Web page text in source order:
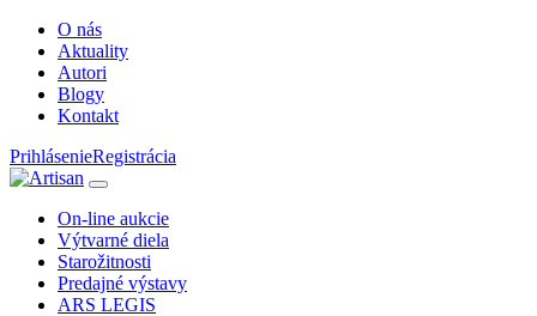
O nás
Aktuality
Autori
Blogy
Kontakt
PrihlásenieRegistrácia
On-line aukcie
Výtvarné diela
Starožitnosti
Predajné výstavy
ARS LEGIS